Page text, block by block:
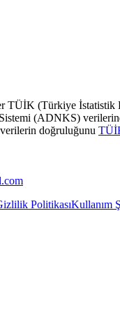
TÜİK (Türkiye İstatistik
(ADNKS)
doğruluğunu
PolitikasıKullanım